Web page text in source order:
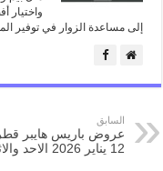
واختيار
إلى مساعدة الزوار في توفير
السابق
12 يناير 2026 الاحد والاثنين